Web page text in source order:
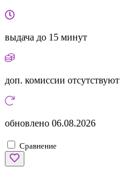
выдача до 15 минут
доп. комиссии отсутствуют
обновлено 06.08.2026
Сравнение